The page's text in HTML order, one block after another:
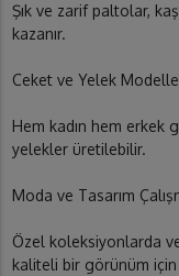
Şık ve zarif paltolar,
kazanır.
Ceket ve Yelek
Hem kadın hem erkek
yelekler üretilebilir.
Moda ve Tasarım
Özel koleksiyonlarda
kaliteli bir görünüm